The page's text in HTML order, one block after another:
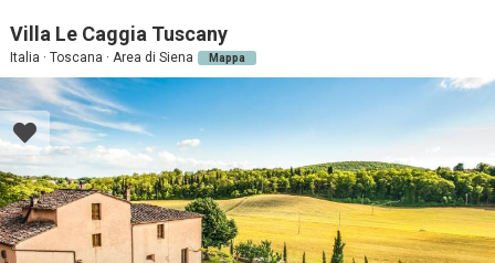
Villa Le Caggia Tuscany
Italia · Toscana · Area di Siena Mappa